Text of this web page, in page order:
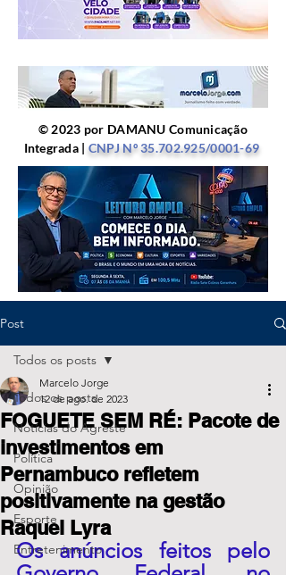
© 2023 por DAMANU Comunicação
Integrada | CNPJ Nº35.702.925/0001-69
Post
Todos os posts
Notícias do Agreste
Política
Opinião
Esporte
Entretenimento
Todos os posts
FOGUETE SEM RÉ: Pacote de
investimentos em
Pernambuco refletem
positivamente na gestão
Raquel Lyra
Marcelo Jorge
12 de ago. de 2023
Os anúncios feitos pelo